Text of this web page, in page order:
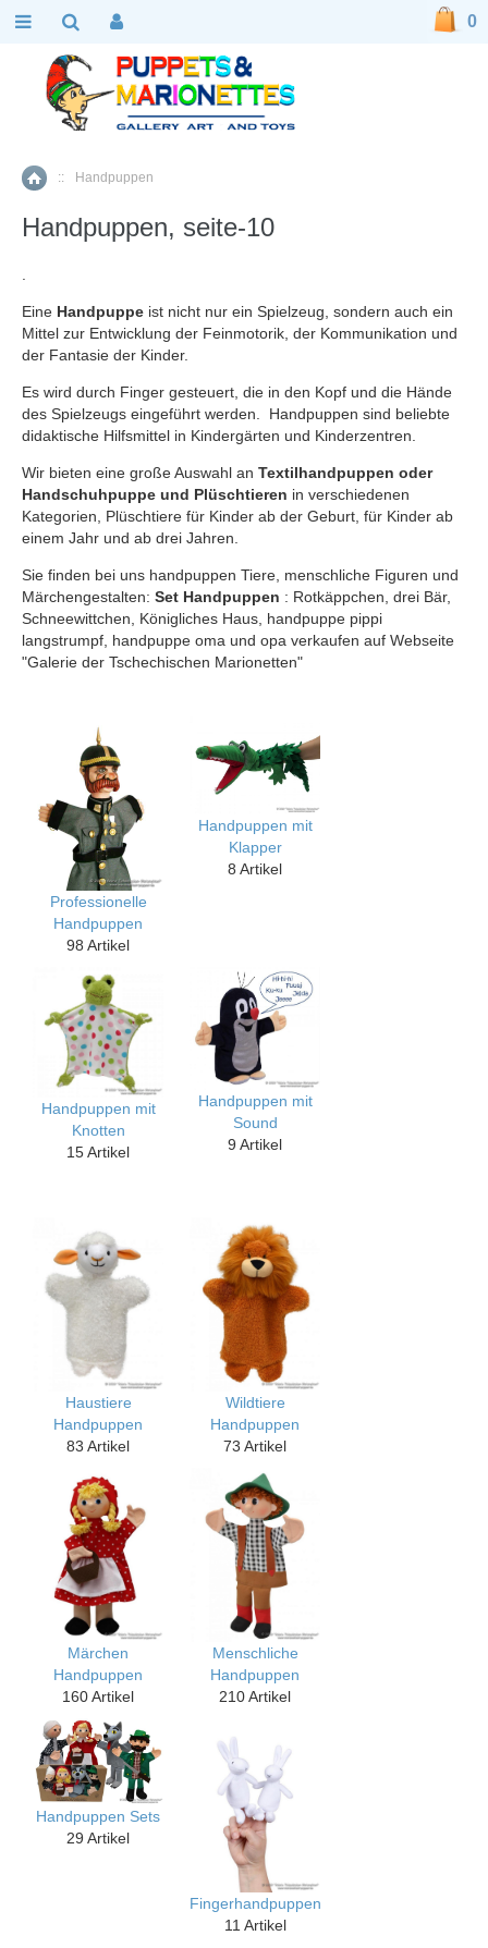
Home
:: Handpuppen
Handpuppen, seite-10
Eine Handpuppe ist nicht nur ein Spielzeug, sondern auch ein
Mittel zur Entwicklung der Feinmotorik, der Kommunikation und
der Fantasie der Kinder.
Es wird durch Finger gesteuert, die in den Kopf und die Hände
des Spielzeugs eingeführt werden. Handpuppen sind beliebte
didaktische Hilfsmittel in Kindergärten und Kinderzentren.
Wir bieten eine große Auswahl an Textilhandpuppen oder
Handschuhpuppe und Plüschtieren in verschiedenen
Kategorien, Plüschtiere für Kinder ab der Geburt, für Kinder ab
einem Jahr und ab drei Jahren.
Sie finden bei uns handpuppen Tiere, menschliche Figuren und
Märchengestalten: Set Handpuppen : Rotkäppchen, drei Bär,
Schneewittchen, Königliches Haus, handpuppe pippi
langstrumpf, handpuppe oma und opa verkaufen auf Webseite
"Galerie der Tschechischen Marionetten"
Professionelle
Handpuppen
98 Artikel
Handpuppen mit
Klapper
8 Artikel
Handpuppen mit
Knotten
15 Artikel
Handpuppen mit
Sound
9 Artikel
Haustiere
Handpuppen
83 Artikel
Wildtiere
Handpuppen
73 Artikel
Märchen
Handpuppen
160 Artikel
Menschliche
Handpuppen
210 Artikel
Handpuppen Sets
29 Artikel
Fingerhandpuppen
11 Artikel
0